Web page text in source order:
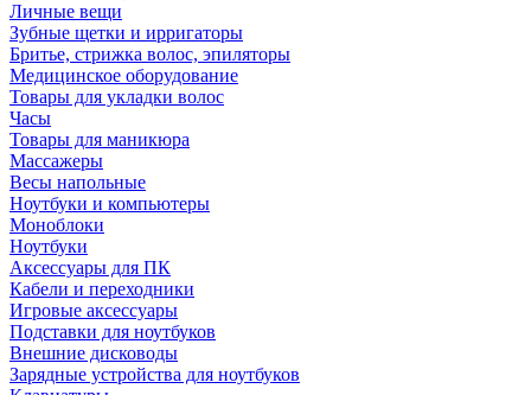
Личные вещи
Зубные щетки и ирригаторы
Бритье, стрижка волос, эпиляторы
Медицинское оборудование
Товары для укладки волос
Часы
Товары для маникюра
Массажеры
Весы напольные
Ноутбуки и компьютеры
Моноблоки
Ноутбуки
Аксессуары для ПК
Кабели и переходники
Игровые аксессуары
Подставки для ноутбуков
Внешние дисководы
Зарядные устройства для ноутбуков